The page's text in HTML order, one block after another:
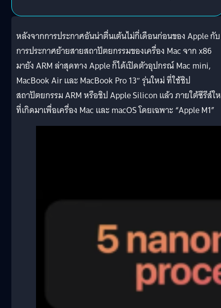
หลังจากการประกาศอันน่าตื่นเต้นไม่กี่เดือนก่อนของ Apple กับ
การประกาศย้ายสายสถาปัตยกรรมของเครื่อง Mac จาก x86
มายัง ARM ล่าสุดทาง Apple ก็ได้เปิดตัวอุปกรณ์ Mac mini,
MacBook Air และ MacBook Pro 13″ รุ่นใหม่ ที่ใช้ชิป
สถาปัตยกรรม ARM หรือชิป Apple Silicon แล้ว ภายใต้ซีรีส์ใ
ที่เกิดมาเพื่อเครื่อง Mac และ macOS โดยเฉพาะ “Apple M1”